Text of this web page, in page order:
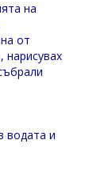
на
от
нарисувах
водата и